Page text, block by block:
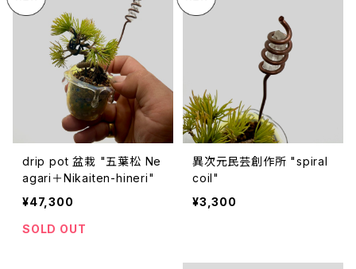
drip pot 盆栽 "五葉松 Ne
agari＋Nikaiten-hineri"
¥47,300
SOLD OUT
異次元民芸創作所 "spiral
coil"
¥3,300